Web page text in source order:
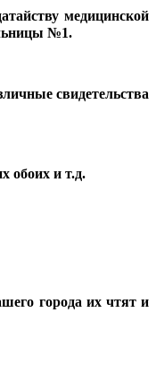
медицинской
№1.
свидетельства
обоих и т.д.
города их чтят и